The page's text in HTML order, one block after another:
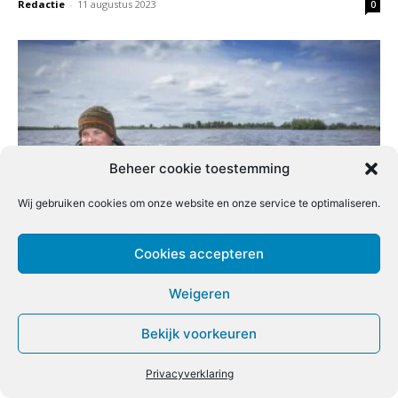
Beheer cookie toestemming
Wij gebruiken cookies om onze website en onze service te optimaliseren.
Cookies accepteren
Weigeren
Bekijk voorkeuren
Privacyverklaring
Redactie - 11 augustus 2023 0
De diepte in met…